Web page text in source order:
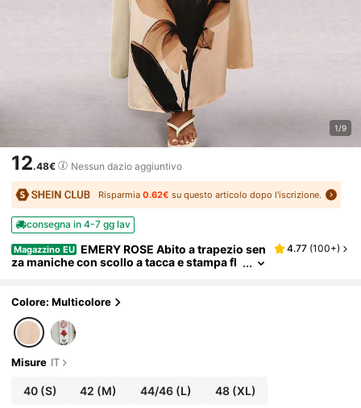
1/9
12.48€ Nessun dazio aggiuntivo
Risparmia0.62€ su questo articolo dopo l'iscrizione.
consegna in 4-7 gg lav
Magazzino EU EMERY ROSE Abito a trapezio sen
za maniche con scollo a tacca e stampa fl
4.77 (100+)
Colore: Multicolore
Misure IT
40(S) 42 (M) 44/46(L) 48(XL)